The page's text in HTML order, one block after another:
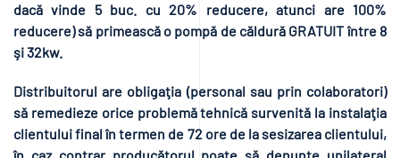
dacă vinde 5 buc. cu 20% reducere, atunci are 100%
reducere) să primească o pompă de căldură GRATUIT între 8
şi 32kw.
Distribuitorul are obligaţia (personal sau prin colaboratori)
să remedieze orice problemă tehnică survenită la instalaţia
clientului final în termen de 72 ore de la sesizarea clientului,